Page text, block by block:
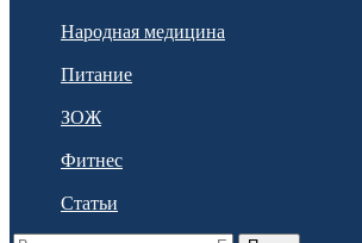
Народная медицина
Питание
ЗОЖ
Фитнес
Статьи